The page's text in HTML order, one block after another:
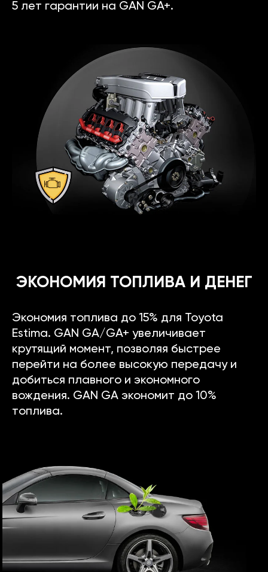
5 лет гарантии на GAN GA+.
ЭКОНОМИЯ ТОПЛИВА И ДЕНЕГ
Экономия топлива до 15% для Toyota
Estima. GAN GA/GA+ увеличивает
крутящий момент, позволяя быстрее
перейти на более высокую передачу и
добиться плавного и экономного
вождения. GAN GA экономит до 10%
топлива.